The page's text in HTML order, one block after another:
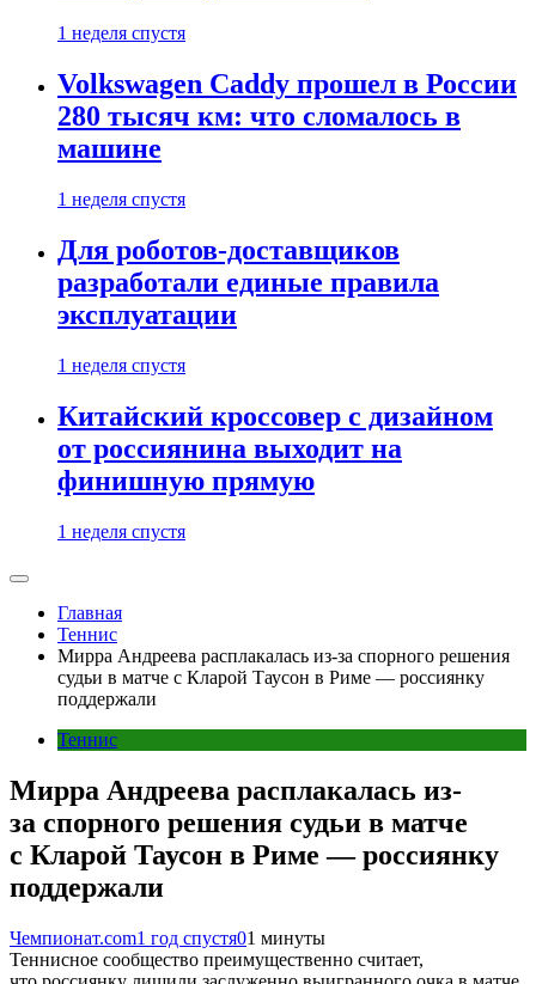
1 неделя спустя
Volkswagen Caddy прошел в России
280 тысяч км: что сломалось в
машине
1 неделя спустя
Для роботов-доставщиков
разработали единые правила
эксплуатации
1 неделя спустя
Китайский кроссовер с дизайном
от россиянина выходит на
финишную прямую
1 неделя спустя
Главная
Теннис
Мирра Андреева расплакалась из-за спорного решения
судьи в матче с Кларой Таусон в Риме — россиянку
поддержали
Теннис
Мирра Андреева расплакалась из-
за спорного решения судьи в матче
с Кларой Таусон в Риме — россиянку
поддержали
Чемпионат.com1 год спустя01 минуты
Теннисное сообщество преимущественно считает,